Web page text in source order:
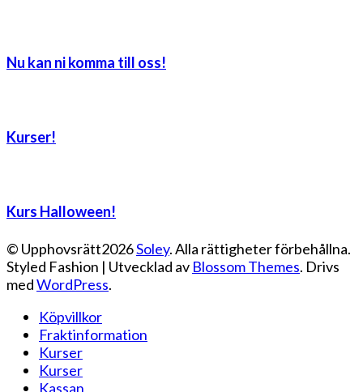
Nu kan ni komma till oss!
Kurser!
Kurs Halloween!
© Upphovsrätt2026Soley. Alla rättigheter förbehållna.
Styled Fashion | Utvecklad av Blossom Themes. Drivs
medWordPress.
Köpvillkor
Fraktinformation
Kurser
Kurser
Kassan